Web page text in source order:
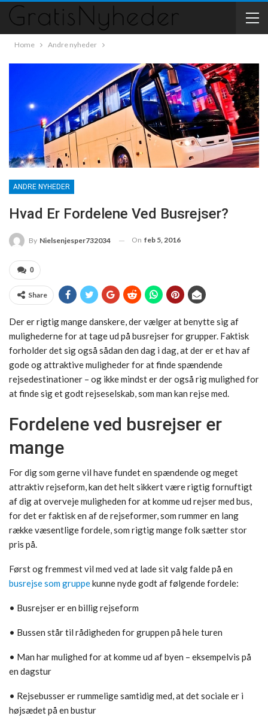
Home Andre nyheder
ANDRE NYHEDER
Hvad Er Fordelene Ved Busrejser?
By Nielsenjesper732034 On feb 5, 2016
0
Share
Der er rigtig mange danskere, der vælger at benytte sig af
mulighederne for at tage ud på busrejser for grupper. Faktisk
forholder det sig også sådan den dag i dag, at der er et hav af
gode og attraktive muligheder for at finde spændende
rejsedestinationer – og ikke mindst er der også rig mulighed for
at finde sig et godt rejseselskab, som man kan rejse med.
Fordelene ved busrejser er
mange
For dig som gerne vil have fundet en spændende og meget
attraktiv rejseform, kan det helt sikkert være rigtig fornuftigt
af dig at overveje muligheden for at komme ud rejser med bus,
for det er faktisk en af de rejseformer, som rummer en lang
række væsentlige fordele, som rigtig mange folk sætter stor
pris på.
Først og fremmest vil med ved at lade sit valg falde på en
busrejse som gruppekunne nyde godt af følgende fordele:
• Busrejser er en billig rejseform
• Bussen står til rådigheden for gruppen på hele turen
• Man har mulighed for at komme ud af byen – eksempelvis på
en dagstur
• Rejsebusser er rummelige samtidig med, at det sociale er i
højsædet på en bustur